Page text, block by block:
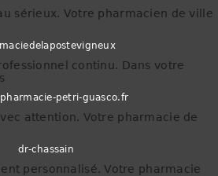
sérieux. Votre pharmacien de ville
continu. Dans votre
petri-guasco.fr
attention. Votre pharmacie de
dr-chassain
personnalisé. Votre pharmacie